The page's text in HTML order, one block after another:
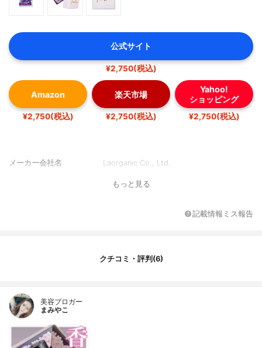
公式サイト
¥2,750(税込)
Amazon
¥2,750(税込)
楽天市場
¥2,750(税込)
Yahoo!
ショッピング
¥2,750(税込)
メーカー会社名 Laorganic Co., Ltd.
もっと見る
記載情報ミス報告
クチコミ・評判(6)
美容ブロガー
まみやこ